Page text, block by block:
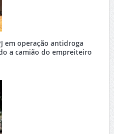
em operação antidroga
a camião do empreiteiro